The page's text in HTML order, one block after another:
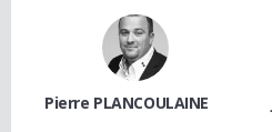
Pierre PLANCOULAINE